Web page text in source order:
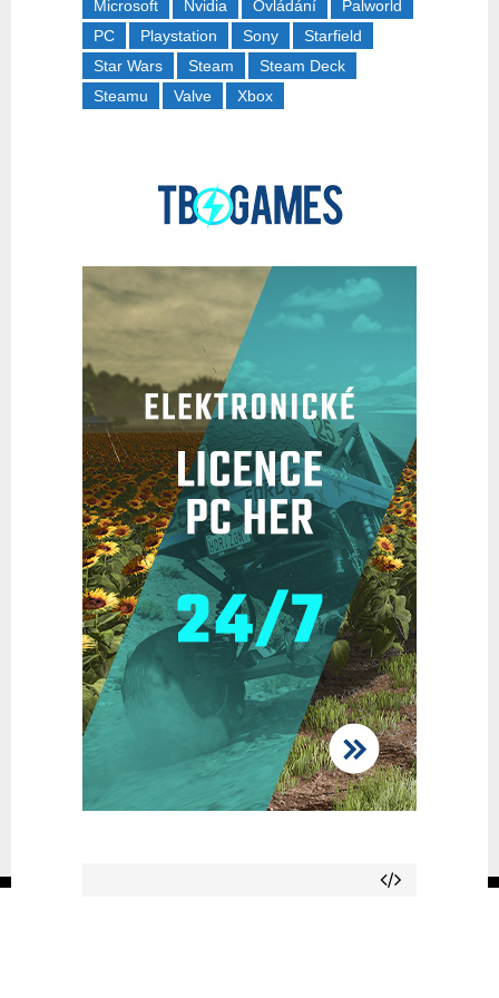
Microsoft
Nvidia Ovládání
Palworld
PC
Playstation Sony
Starfield
Star Wars
Steam
Steam Deck
Steamu
Valve Xbox